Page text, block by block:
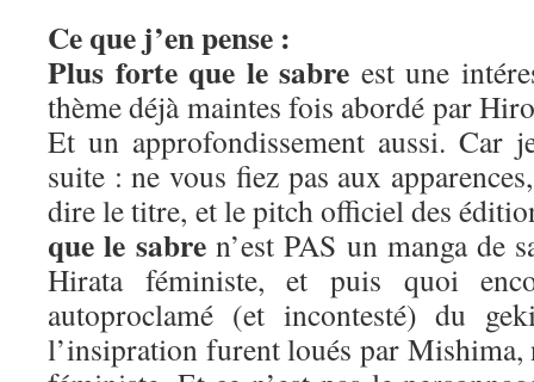
Ce que j’en pense :
Plus forte que le sabre est une
thème déjà maintes fois abordé par
Et un approfondissement aussi. Car
suite : ne vous fiez pas aux
dire le titre, et le pitch officiel des
que le sabren’est PAS un manga de
Hirata féministe, et puis quoi
autoproclamé (et incontesté) du
l’insipration furent loués par Mishima,